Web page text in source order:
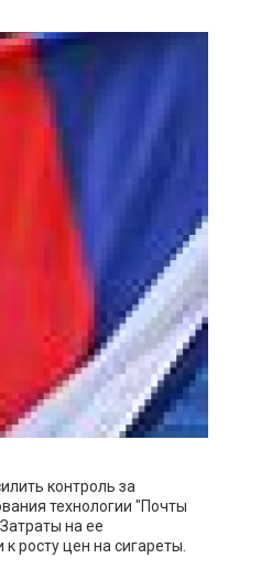
контроль за
технологии "Почты
на ее
росту цен на сигареты.